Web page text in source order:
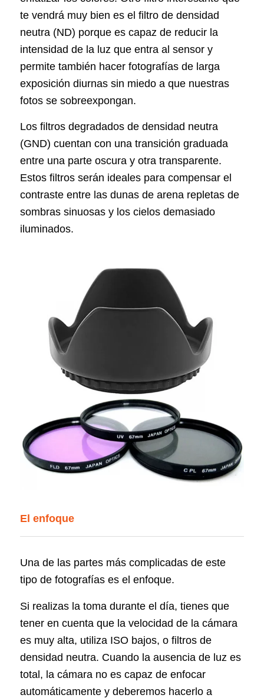
te vendrá muy bien es el filtro de densidad
neutra (ND) porque es capaz de reducir la
intensidad de la luz que entra al sensor y
permite también hacer fotografías de larga
exposición diurnas sin miedo a que nuestras
fotos se sobreexpongan.
Los filtros degradados de densidad neutra
(GND) cuentan con una transición graduada
entre una parte oscura y otra transparente.
Estos filtros serán ideales para compensar el
contraste entre las dunas de arena repletas de
sombras sinuosas y los cielos demasiado
iluminados.
El enfoque
Una de las partes más complicadas de este
tipo de fotografías es el enfoque.
Si realizas la toma durante el día, tienes que
tener en cuenta que la velocidad de la cámara
es muy alta, utiliza ISO bajos, o filtros de
densidad neutra. Cuando la ausencia de luz es
total, la cámara no es capaz de enfocar
automáticamente y deberemos hacerlo a